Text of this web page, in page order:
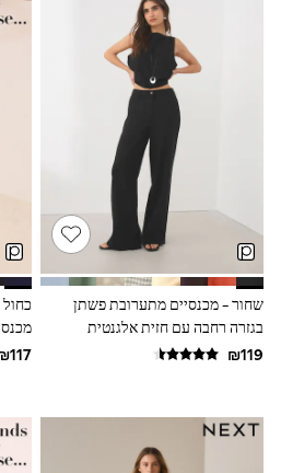
134 - 152cm
152 - 164cm
166 - 168cm
Now: Baggy Jeans
The White Edit
Now: Wide Leg Trousers
Holiday Shop
Gamer
Toy Story
THE SET
Shop All Clothing
Babygrows & Sleepsuits
Bodysuits & Vests
Coats & Jackets
Hoodies
Jeans
Joggers
Jumpers & Knitwear
Polo Shirts
שחור - מכנסיים מתערובת פשתן
בגזרה רחבה עם חזית אלגנטית